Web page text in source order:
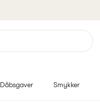
Dåbsgaver Smykker